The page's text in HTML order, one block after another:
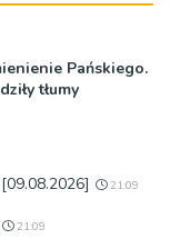
Pańskiego.
tłumy
21:09
21:09